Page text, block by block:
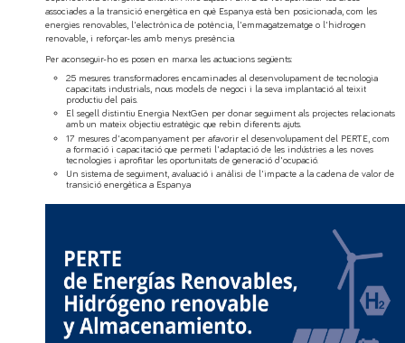
associades a la transició energètica en què Espanya està ben posicionada, com les
energies renovables, l'electrònica de potència, l'emmagatzematge o l'hidrogen
renovable, i reforçar-les amb menys presència.
Per aconseguir-ho es posen en marxa les actuacions següents:
25 mesures transformadores encaminades al desenvolupament de tecnologia
capacitats industrials, nous models de negoci i la seva implantació al teixit
productiu del país.
El segell distintiu Energia NextGen per donar seguiment als projectes relacionats
amb un mateix objectiu estratègic que rebin diferents ajuts.
17 mesures d'acompanyament per afavorir el desenvolupament del PERTE, com
a formació i capacitació que permeti l'adaptació de les indústries a les noves
tecnologies i aprofitar les oportunitats de generació d'ocupació.
Un sistema de seguiment, avaluació i anàlisi de l'impacte a la cadena de valor de
transició energètica a Espanya